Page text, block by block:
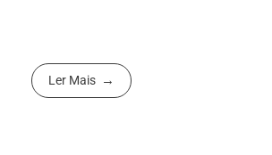
Ler Mais